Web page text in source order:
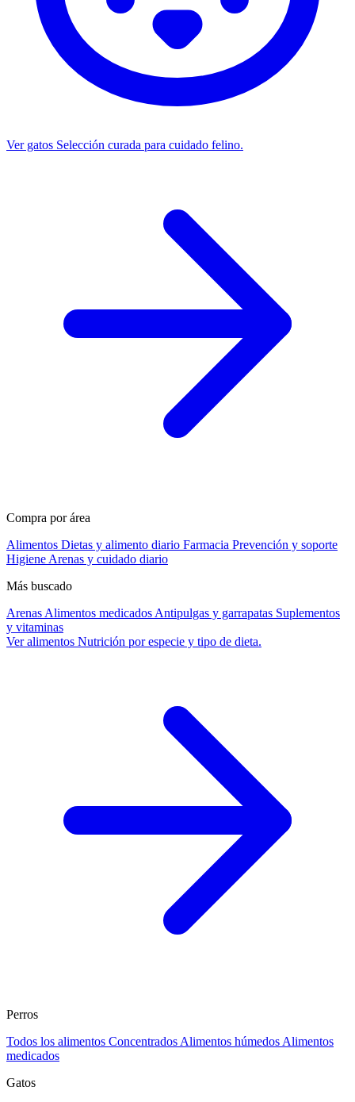
Ver gatos Selección curada para cuidado felino.
Compra por área
Alimentos Dietas y alimento diario Farmacia Prevención y soporte
Higiene Arenas y cuidado diario
Más buscado
Arenas Alimentos medicados Antipulgas y garrapatas Suplementos
y vitaminas
Ver alimentos Nutrición por especie y tipo de dieta.
Perros
Todos los alimentos Concentrados Alimentos húmedos Alimentos
medicados
Gatos